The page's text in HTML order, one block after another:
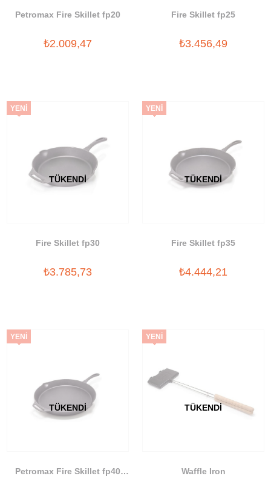
Petromax Fire Skillet fp20
₺2.009,47
Fire Skillet fp25
₺3.456,49
TÜKENDI
Fire Skillet fp30
₺3.785,73
YENI
TÜKENDI
Fire Skillet fp35
₺4.444,21
YENI
TÜKENDI
Petromax Fire Skillet fp40
YENI
TÜKENDI
Waffle Iron
YENI